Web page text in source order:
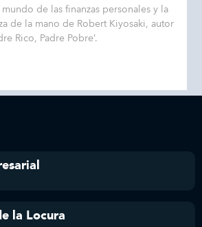
de las finanzas personales y la
de la mano de Robert Kiyosaki, autor
Rico, Padre Pobre’.
la Locura